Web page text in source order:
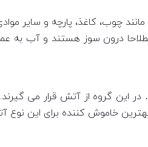
چوب، کاغذ، پارچه و
درون سوز هستند و آب به
این گروه از آتش قرار می
خاموش کننده برای این نوع